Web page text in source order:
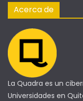
Acerca de
La Quadra es un
Universidades en